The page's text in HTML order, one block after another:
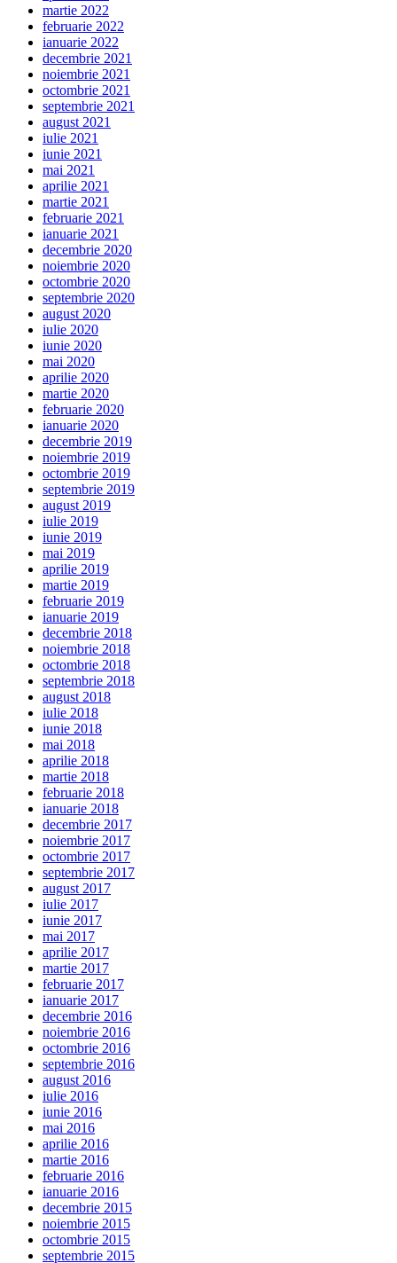
martie 2022
februarie 2022
ianuarie 2022
decembrie 2021
noiembrie 2021
octombrie 2021
septembrie 2021
august 2021
iulie 2021
iunie 2021
mai 2021
aprilie 2021
martie 2021
februarie 2021
ianuarie 2021
decembrie 2020
noiembrie 2020
octombrie 2020
septembrie 2020
august 2020
iulie 2020
iunie 2020
mai 2020
aprilie 2020
martie 2020
februarie 2020
ianuarie 2020
decembrie 2019
noiembrie 2019
octombrie 2019
septembrie 2019
august 2019
iulie 2019
iunie 2019
mai 2019
aprilie 2019
martie 2019
februarie 2019
ianuarie 2019
decembrie 2018
noiembrie 2018
octombrie 2018
septembrie 2018
august 2018
iulie 2018
iunie 2018
mai 2018
aprilie 2018
martie 2018
februarie 2018
ianuarie 2018
decembrie 2017
noiembrie 2017
octombrie 2017
septembrie 2017
august 2017
iulie 2017
iunie 2017
mai 2017
aprilie 2017
martie 2017
februarie 2017
ianuarie 2017
decembrie 2016
noiembrie 2016
octombrie 2016
septembrie 2016
august 2016
iulie 2016
iunie 2016
mai 2016
aprilie 2016
martie 2016
februarie 2016
ianuarie 2016
decembrie 2015
noiembrie 2015
octombrie 2015
septembrie 2015